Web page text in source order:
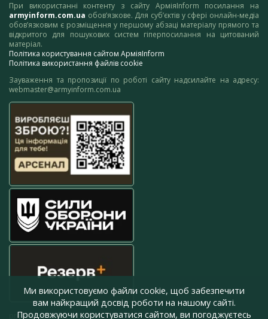
При використанні контенту з сайту АрміяInform посилання на
armyinform.com.ua обов’язкове. Для суб’єктів у сфері онлайн-медіа
обов’язковим є розміщення у першому абзаці матеріалу прямого та
відкритого для пошукових систем гіперпосилання на цитований
матеріал.
Політика користування сайтом АрміяInform
Політика використання файлів cookie
Зауваження та пропозиції по роботі сайту надсилайте на адресу:
webmaster@armyinform.com.ua
press@armyinform.com.ua
Ми використовуємо файли cookie, щоб забезпечити
вам найкращий досвід роботи на нашому сайті.
Продовжуючи користуватися сайтом, ви погоджуєтесь